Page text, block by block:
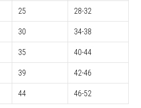
25 28-32
30 34-38
35 40-44
39 42-46
44 46-52